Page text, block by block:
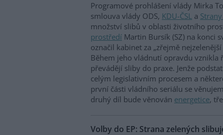
Programové prohlášení vlády Mirka
smlouva vlády ODS, KDU-ČSL a
množství slibů v oblasti životního
prostředí Martin Bursík (SZ) na konci
označil kabinet za „zřejmě
Během jeho vládnutí opravdu vznikla
převádějí sliby do praxe. Jenže
celým legislativním procesem a
první části vládního seriálu se
druhý díl bude věnován energetice,
Volby do EP: Strana zelených